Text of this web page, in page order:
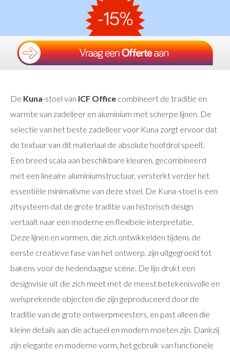
De Kuna-stoel van ICF Office combineert de traditie en
warmte van zadelleer en aluminium met scherpe lijnen. De
selectie van het beste zadelleer voor Kuna zorgt ervoor dat
de textuur van dit materiaal de absolute hoofdrol speelt.
Een breed scala aan beschikbare kleuren, gecombineerd
met een lineaire aluminiumstructuur, versterkt verder het
essentiële minimalisme van deze stoel. De Kuna-stoel is een
zitsysteem dat de grote traditie van historisch design
vertaalt naar een moderne en flexibele interpretatie.
Deze lijnen en vormen, die zich ontwikkelden tijdens de
eerste creatieve fase van het ontwerp, zijn uitgegroeid tot
bakens voor de hedendaagse scène. De lijn drukt een
designvisie uit die zich meet met de meest betekenisvolle en
welsprekende objecten die zijn geproduceerd door de
traditie van de grote ontwerpmeesters, en past alleen die
kleine details aan die actueel en modern moeten zijn. Dankzij
zijn elegante en moderne vorm, het gebruik van functionele